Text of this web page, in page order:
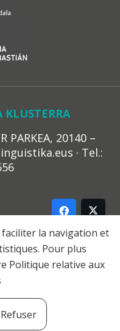
PARKEA, 20140 –
· Tel.:
POLITIKA
Klusterra
la navigation et
Pour plus
Politique relative aux
Refuser